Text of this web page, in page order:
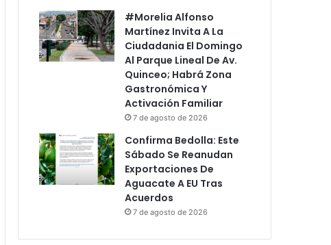
#Morelia Alfonso
Martínez Invita A La
Ciudadania El Domingo
Al Parque Lineal De Av.
Quinceo; Habrá Zona
Gastronómica Y
Activación Familiar
7 de agosto de 2026
Confirma Bedolla: Este
Sábado Se Reanudan
Exportaciones De
Aguacate A EU Tras
Acuerdos
7 de agosto de 2026